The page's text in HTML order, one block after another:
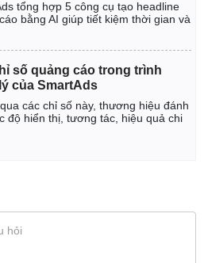
tổng hợp 5 công cụ tạo headline
bằng AI giúp tiết kiệm thời gian và
số quảng cáo trong trình
của SmartAds
các chỉ số này, thương hiệu đánh
độ hiển thị, tương tác, hiệu quả chi